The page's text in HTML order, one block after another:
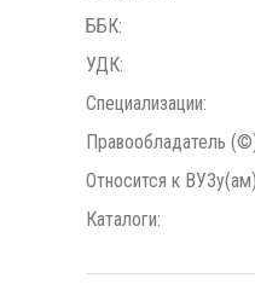
ББК:
УДК:
Специализации:
Правообладатель
Относится к
Каталоги: